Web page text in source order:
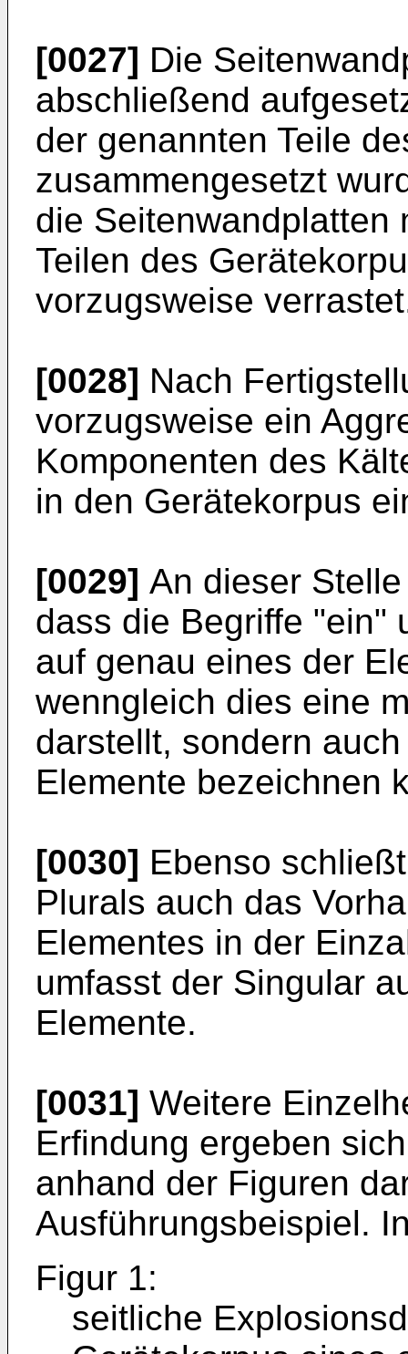
[0027] Die
abschließend
der genannten Teile
zusammengesetzt
die Seitenwandplatten
Teilen des
vorzugsweise
[0028] Nach
vorzugsweise ein
Komponenten des
in den Gerätekorpus
[0029] An dieser
dass die Begriffe "ein"
auf genau eines der
wenngleich dies eine
darstellt, sondern
Elemente bezeichnen
[0030] Ebenso
Plurals auch das
Elementes in der
umfasst der Singular
Elemente.
[0031] Weitere
Erfindung ergeben
anhand der Figuren
Ausführungsbeispiel.
Figur 1:
seitliche